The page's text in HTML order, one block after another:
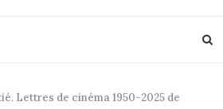
Lettres de cinéma 1950-2025 de